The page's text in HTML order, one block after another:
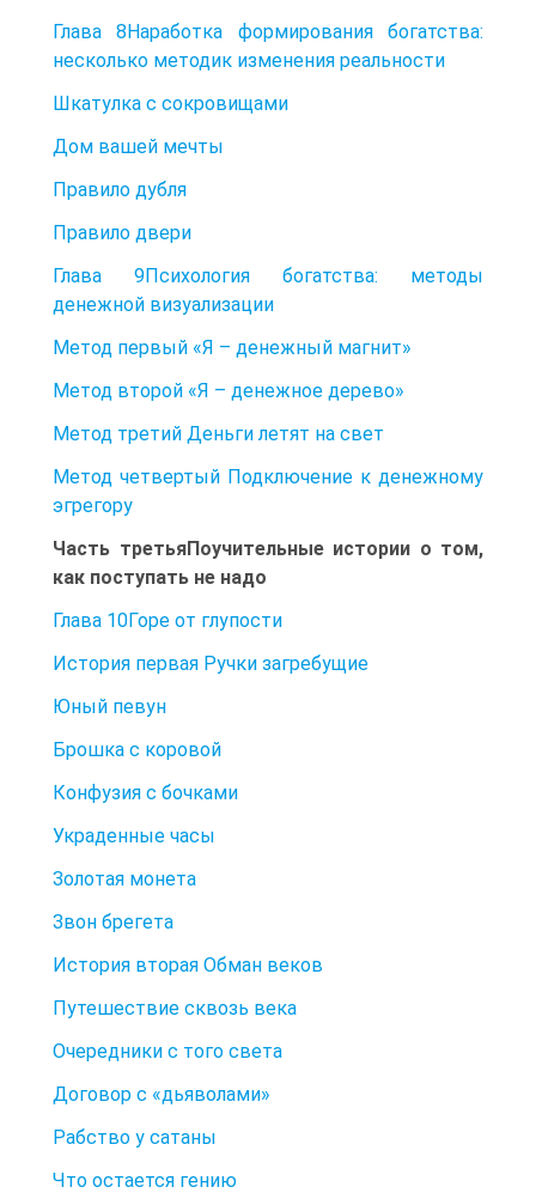
Глава 8Наработка формирования богатства:
несколько методик изменения реальности
Шкатулка с сокровищами
Дом вашей мечты
Правило дубля
Правило двери
Глава 9Психология богатства: методы
денежной визуализации
Метод первый «Я – денежный магнит»
Метод второй «Я – денежное дерево»
Метод третий Деньги летят на свет
Метод четвертый Подключение к денежному
эгрегору
Часть третьяПоучительные истории о том,
как поступать не надо
Глава 10Горе от глупости
История первая Ручки загребущие
Юный певун
Брошка с коровой
Конфузия с бочками
Украденные часы
Золотая монета
Звон брегета
История вторая Обман веков
Путешествие сквозь века
Очередники с того света
Договор с «дьяволами»
Рабство у сатаны
Что остается гению